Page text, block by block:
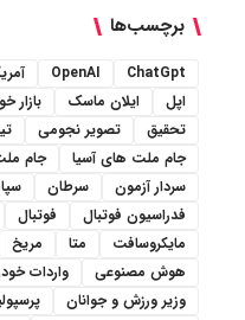
برچسب‌ها
ChatGpt
OpenAI
اپل
ایلان ماسک بازار
تحقیق
تصویر نجومی
جام ملت های آسیا
جام
سردار آزمون
سرطان
فدراسیون فوتبال
فوتبال
مایکروسافت
متا مریخ
هوش مصنوعی
واردات
وزیر ورزش و جوانان